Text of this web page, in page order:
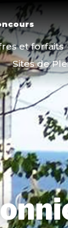
et forfaits
Sites de